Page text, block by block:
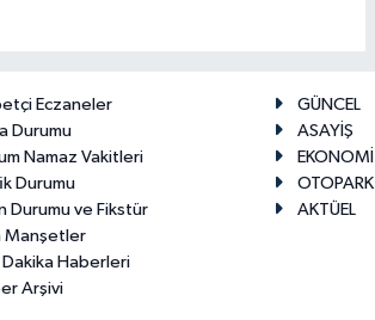
Eczaneler
Durumu
Namaz Vakitleri
Durumu
Durumu ve Fikstür
Manşetler
Dakika Haberleri
Arşivi
GÜNCEL
ASAYİŞ
EKONOMİ
OTOPARK
AKTÜEL